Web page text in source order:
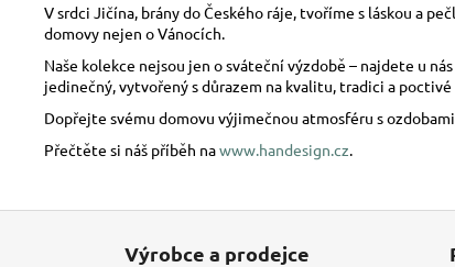
V srdci Jičína, brány do Českého ráje, tvoříme s láskou a
domovy nejen o Vánocích.
Naše kolekce nejsou jen o sváteční výzdobě – najdete u
jedinečný, vytvořený s důrazem na kvalitu, tradici a poctivé
Dopřejte svému domovu výjimečnou atmosféru s
Přečtěte si náš příběh nawww.handesign.cz.
Výrobce a prodejce